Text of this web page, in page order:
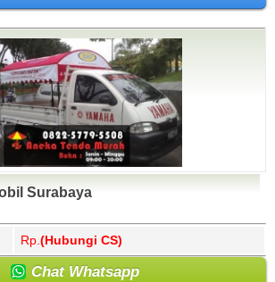
Surabaya
Rp. (Hubungi CS)
Chat Whatsapp